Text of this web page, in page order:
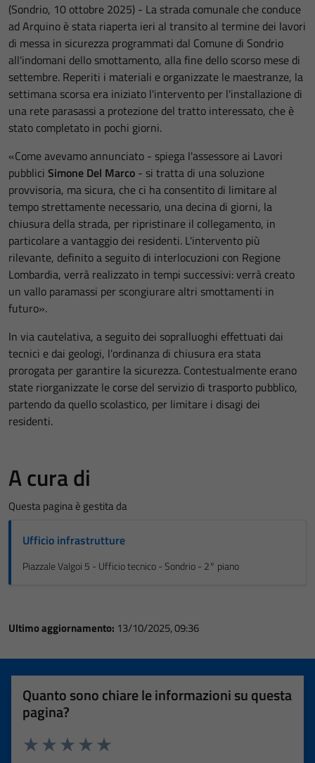
(Sondrio, 10 ottobre 2025) - La strada comunale che conduce
ad Arquino è stata riaperta ieri al transito al termine dei lavori
di messa in sicurezza programmati dal Comune di Sondrio
all'indomani dello smottamento, alla fine dello scorso mese di
settembre. Reperiti i materiali e organizzate le maestranze, la
settimana scorsa era iniziato l'intervento per l'installazione di
una rete parasassi a protezione del tratto interessato, che è
stato completato in pochi giorni.
«Come avevamo annunciato - spiega l'assessore ai Lavori
pubblici Simone Del Marco - si tratta di una soluzione
provvisoria, ma sicura, che ci ha consentito di limitare al
tempo strettamente necessario, una decina di giorni, la
chiusura della strada, per ripristinare il collegamento, in
particolare a vantaggio dei residenti. L'intervento più
rilevante, definito a seguito di interlocuzioni con Regione
Lombardia, verrà realizzato in tempi successivi: verrà creato
un vallo paramassi per scongiurare altri smottamenti in
futuro».
In via cautelativa, a seguito dei sopralluoghi effettuati dai
tecnici e dai geologi, l'ordinanza di chiusura era stata
prorogata per garantire la sicurezza. Contestualmente erano
state riorganizzate le corse del servizio di trasporto pubblico,
partendo da quello scolastico, per limitare i disagi dei
residenti.
A cura di
Questa pagina è gestita da
Ufficio infrastrutture
Piazzale Valgoi 5 - Ufficio tecnico - Sondrio - 2° piano
Ultimo aggiornamento: 13/10/2025, 09:36
Quanto sono chiare le informazioni su questa
pagina?